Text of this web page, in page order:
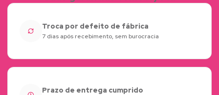
Troca por defeito de fábrica
7 dias após recebimento, sem burocracia
Prazo de entrega cumprido